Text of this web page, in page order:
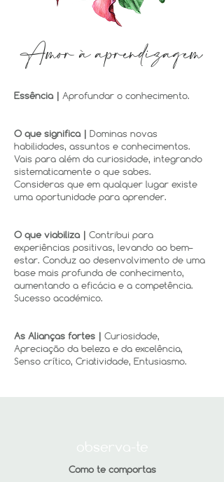
Amor à aprendizagem
Essência | Aprofundar o conhecimento.
O que significa |
Dominas novas
habilidades, assuntos e conhecimentos.
Vais para além da curiosidade, integrando
sistematicamente o que sabes.
Consideras que em qualquer lugar existe
uma oportunidade para aprender.
O que viabiliza |
Contribui para
experiências positivas, levando ao bem–
estar. Conduz ao desenvolvimento de uma
base mais profunda de conhecimento,
aumentando a eficácia e a competência.
Sucesso académico.
As Alianças fortes |
Curiosidade,
Apreciação da beleza e da excelência,
Senso crítico, Criatividade, Entusiasmo.
Como te comportas